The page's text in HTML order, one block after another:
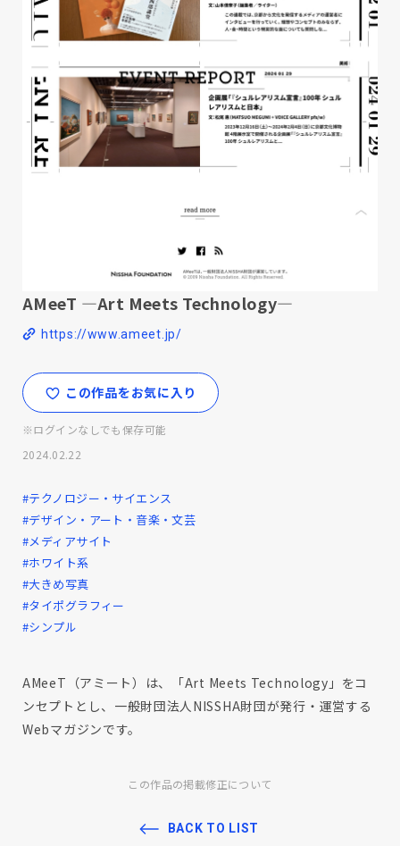
AMeeT ―Art Meets Technology―
https://www.ameet.jp/
この作品をお気に入り
※ログインなしでも保存可能
2024.02.22
#テクノロジー・サイエンス
#デザイン・アート・音楽・文芸
#メディアサイト
#ホワイト系
#大きめ写真
#タイポグラフィー
#シンプル
AMeeT（アミート）は、「Art Meets Technology」をコ
ンセプトとし、一般財団法人NISSHA財団が発行・運営する
Webマガジンです。
この作品の掲載修正について
BACK TO LIST